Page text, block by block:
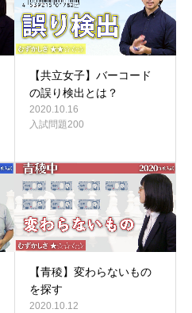
【共立女子】バーコード
の誤り検出とは？
2020.10.16
入試問題200
【青稜】変わらないもの
を探す
2020.10.12